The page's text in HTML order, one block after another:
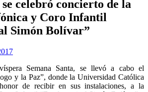
celebró concierto de la
y Coro Infantil
Simón Bolívar”
Semana Santa, se llevó a cabo el
y la Paz”, donde la Universidad Católica
de recibir en sus instalaciones, a la